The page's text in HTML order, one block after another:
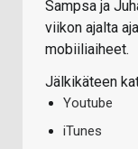
Sampsa ja
viikon ajalta
mobiiliaiheet.
Jälkikäteen
Youtube
iTunes